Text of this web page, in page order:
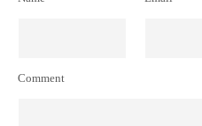
Comment